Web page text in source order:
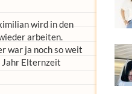
wird in den
arbeiten.
war ja noch so weit
Jahr Elternzeit